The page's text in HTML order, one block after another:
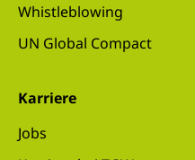
Whistleblowing
UN Global Compact
Karriere
Jobs